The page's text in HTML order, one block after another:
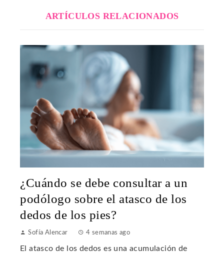
ARTÍCULOS RELACIONADOS
¿Cuándo se debe consultar a un
podólogo sobre el atasco de los
dedos de los pies?
Sofía Alencar 4 semanas ago
El atasco de los dedos es una acumulación de